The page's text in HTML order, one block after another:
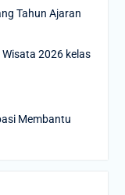
Tahun Ajaran
2026 kelas
Membantu